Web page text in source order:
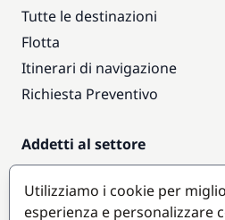
Tutte le destinazioni
Flotta
Itinerari di navigazione
Richiesta Preventivo
Addetti al settore
Accesso armatori
Diventare partner
Utilizziamo i cookie per
esperienza e personalizzare